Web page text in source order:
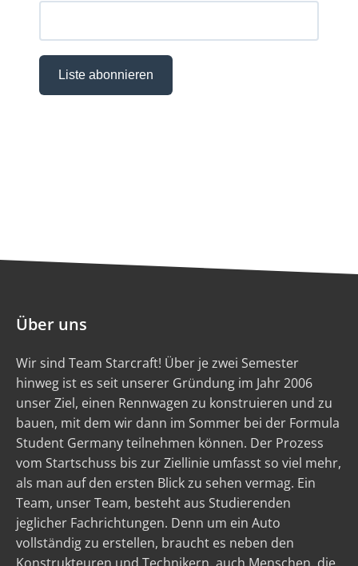
Über uns
Wir sind Team Starcraft! Über je zwei Semester
hinweg ist es seit unserer Gründung im Jahr 2006
unser Ziel, einen Rennwagen zu konstruieren und zu
bauen, mit dem wir dann im Sommer bei der Formula
Student Germany teilnehmen können. Der Prozess
vom Startschuss bis zur Ziellinie umfasst so viel mehr,
als man auf den ersten Blick zu sehen vermag. Ein
Team, unser Team, besteht aus Studierenden
jeglicher Fachrichtungen. Denn um ein Auto
vollständig zu erstellen, braucht es neben den